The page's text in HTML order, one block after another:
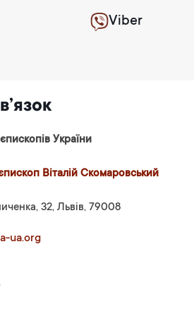
Viber
України
Віталій Скомаровський
32, Львів, 79008
ua.org